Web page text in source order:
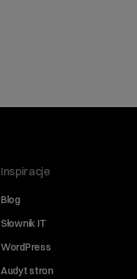
Inspiracje
Blog
Słownik IT
WordPress
Audyt stron